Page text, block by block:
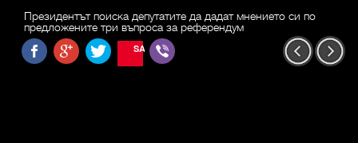
Президентът поиска депутатите да дадат мнението си по
предложените три въпроса за референдум
SAVE